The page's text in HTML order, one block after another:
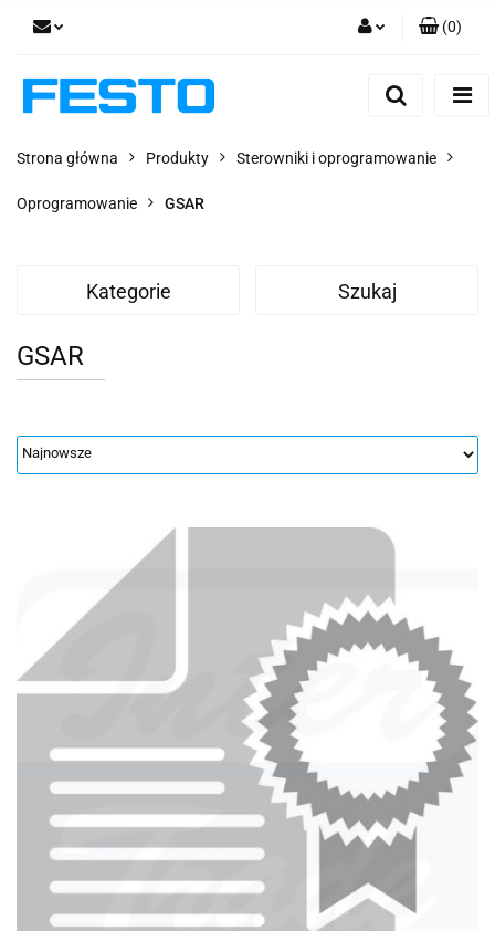
Dodaj zgłoszenie
(0)
Strona główna Produkty Sterowniki i oprogramowanie
Oprogramowanie GSAR
Kategorie Szukaj
GSAR